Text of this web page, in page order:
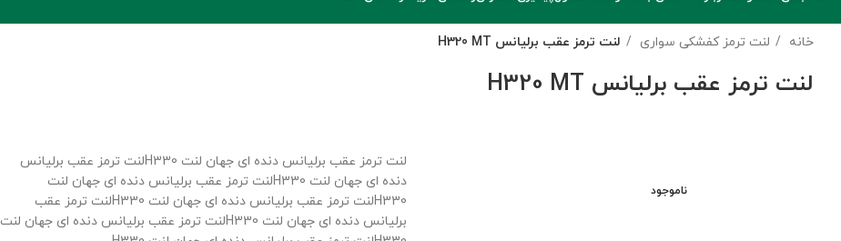
خانه لنت ترمز کفشکی سواری لنت ترمز عقب برلیانس H320 MT
لنت ترمز عقب برلیانس H320 MT
ناموجود
لنت ترمز عقب برلیانس دنده ای جهان لنت H330لنت ترمز عقب برلیانس
دنده ای جهان لنت H330لنت ترمز عقب برلیانس دنده ای جهان لنت
H330لنت ترمز عقب برلیانس دنده ای جهان لنت H330لنت ترمز عقب
برلیانس دنده ای جهان لنت H330لنت ترمز عقب برلیانس دنده ای جهان لنت